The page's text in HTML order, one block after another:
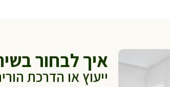
איך לבחור
ייעוץ או הדרכת